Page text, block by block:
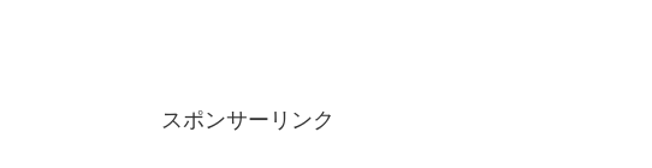
スポンサーリンク